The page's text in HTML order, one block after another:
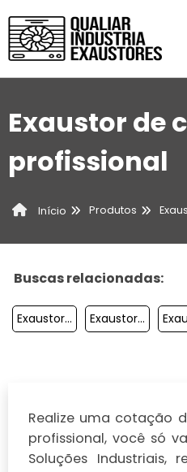
Exaustor de
profissional
Início Produtos
Buscas relacionadas:
Exaustor Centrífugo Industrial Radial Exaustor Eolico Para Galpão
Realize uma cotação
profissional, você só
Soluções Industriais,